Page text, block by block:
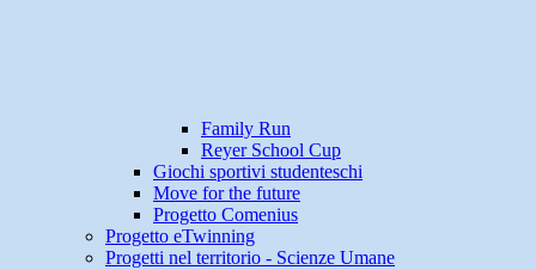
Family Run
Reyer School Cup
Giochi sportivi studenteschi
Move for the future
Progetto Comenius
Progetto eTwinning
Progetti nel territorio - Scienze Umane